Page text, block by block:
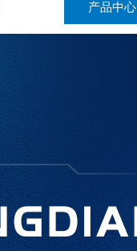
产品中心